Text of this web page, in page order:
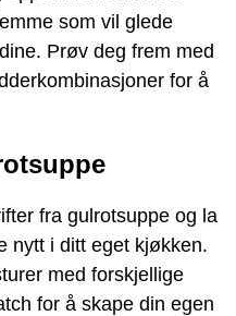
som vil glede
Prøv deg frem med
for å
fra gulrotsuppe og la
nytt i ditt eget kjøkken.
med forskjellige
for å skape din egen